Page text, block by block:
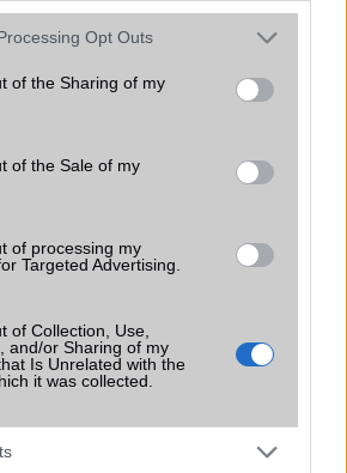
website/app uses one or more Google
or usage behaviour. You may click to
to Google and its third-party tags to
specified purposes in below Google
Opt Outs
of the Sharing of my
of the Sale of my
of processing my
Targeted Advertising.
of Collection, Use,
and/or Sharing of my
Is Unrelated with the
it was collected.
kimarad a One UI 9
– itt a lista az érintett
Arena
új mesterséges intelligencia-
csúcskategóriás és középkategóriás
ez lesz az út vége.
18 bemutató dátum - ekkor
a leplet az Apple az új
| Phone Arena
az iPhone 18 Pro modellek
hajlítható iPhone Ultra is
az áremelésekről szóló
is beárnyékolják a rajtot.
rejtett automatizmusai: hat